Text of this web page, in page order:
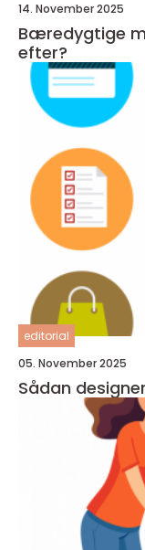
14. November 2025
Bæredygtige
efter?
editorial
05. November 2025
Sådan